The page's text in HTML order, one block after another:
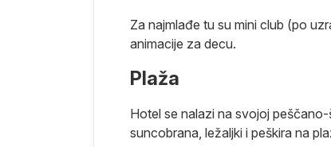
Za najmlađe tu su mini club (po
animacije za decu.
Plaža
Hotel se nalazi na svojoj
suncobrana, ležaljki i peškira na